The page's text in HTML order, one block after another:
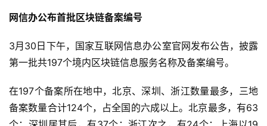
网信办公布首批区块链备案编号
3月30日下午，国家互联网信息办公室官网发布公告，披露
第一批共197个境内区块链信息服务名称及备案编号。
在197个备案所在地中，北京、深圳、浙江数量最多，三地
备案数量合计124个，占全国的六成以上。北京最多，有63